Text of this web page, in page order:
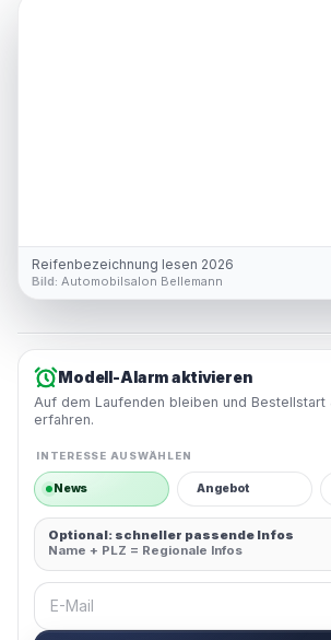
Reifenbezeichnung lesen 2026
Bild: Automobilsalon Bellemann
Modell-Alarm aktivieren
Auf dem Laufenden bleiben und
erfahren.
INTERESSE AUSWÄHLEN
News Angebot
Optional: schneller passende Infos
Name + PLZ = Regionale Infos
E-Mail